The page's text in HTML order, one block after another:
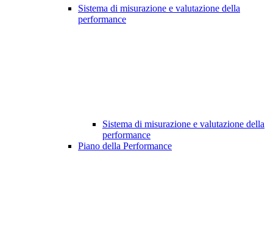
Sistema di misurazione e valutazione della
performance
Sistema di misurazione e valutazione della
performance
Piano della Performance